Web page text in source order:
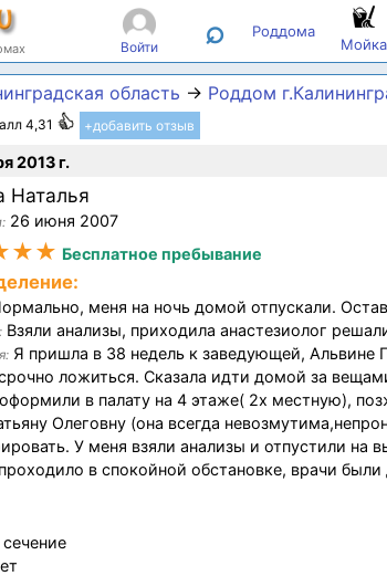
Войти ⌕ Роддома
Мойка
область → Роддом
4,31 +добавить отзыв
2013 г.
Наталья
26 июня 2007
Бесплатное пребывание
меня на ночь домой отпускали.
Взяли анализы, приходила анастезиолог
Я пришла в 38 недель к заведующей, Альвине
ложиться. Сказала идти домой за
в палату на 4 этаже( 2х местную),
Олеговну (она всегда
У меня взяли анализы и отпустили
в спокойной обстановке, врачи